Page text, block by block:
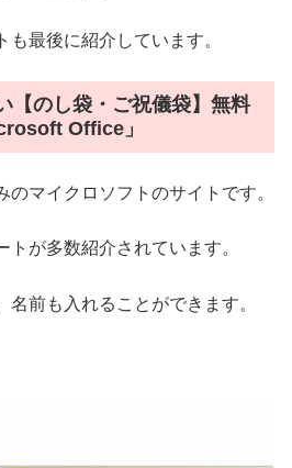
最後に紹介しています。
【のし袋・ご祝儀袋】無料
Office」
のマイクロソフトのサイトです。
が多数紹介されています。
名前も入れることができます。